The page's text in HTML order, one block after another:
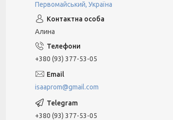
Первомайський, Україна
Алина
+380 (93) 377-53-05
isaaprom@gmail.com
+380 (93) 377-53-05